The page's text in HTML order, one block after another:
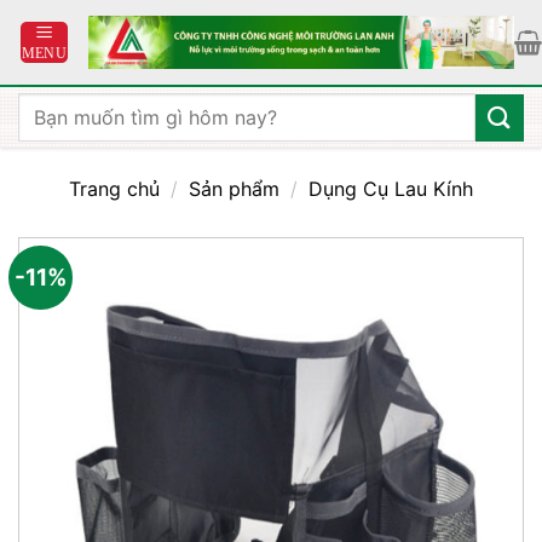
qua
dung
Tìm
kiếm:
Trang chủ / Sản phẩm / Dụng Cụ Lau Kính
-11%